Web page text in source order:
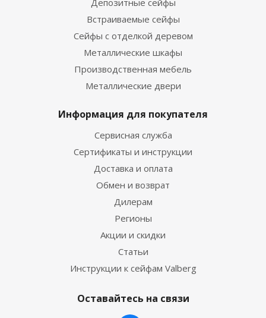
Депозитные сейфы
Встраиваемые сейфы
Сейфы с отделкой деревом
Металлические шкафы
Производственная мебель
Металлические двери
Информация для покупателя
Сервисная служба
Сертификаты и инструкции
Доставка и оплата
Обмен и возврат
Дилерам
Регионы
Акции и скидки
Статьи
Инструкции к сейфам Valberg
Оставайтесь на связи